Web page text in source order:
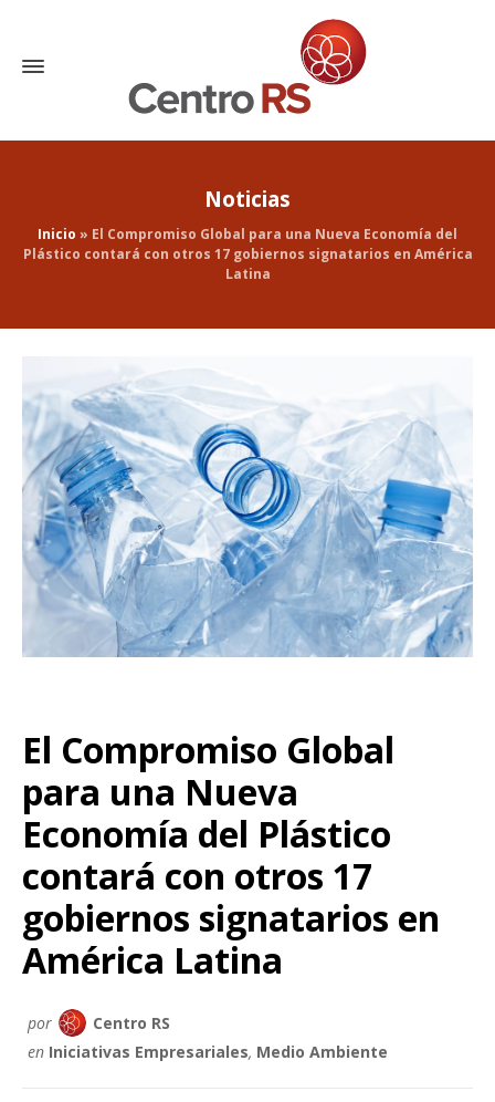
Noticias
Inicio » El Compromiso Global para una Nueva Economía del
Plástico contará con otros 17 gobiernos signatarios en América
Latina
El Compromiso Global
para una Nueva
Economía del Plástico
contará con otros 17
gobiernos signatarios en
América Latina
por
Centro RS
en Iniciativas Empresariales, Medio Ambiente